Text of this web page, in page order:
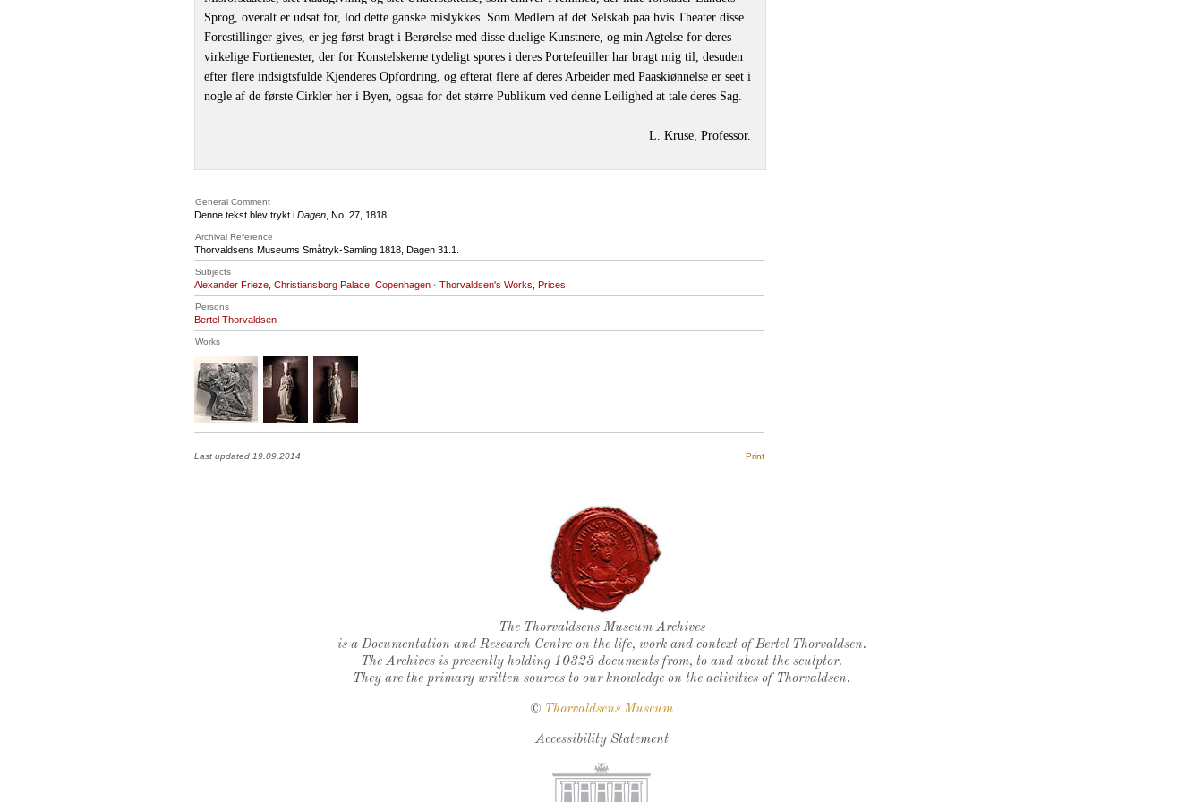
Sprog, overalt er udsat for, lod dette ganske mislykkes. Som Medlem af det Selskab paa hvis Theater disse
Forestillinger gives, er jeg først bragt i Berørelse med disse duelige Kunstnere, og min Agtelse for deres
virkelige Fortienester, der for Konstelskerne tydeligt spores i deres Portefeuiller har bragt mig til, desuden
efter flere indsigtsfulde Kjenderes Opfordring, og efterat flere af deres Arbeider med Paaskiønnelse er seet i
nogle af de første Cirkler her i Byen, ogsaa for det større Publikum ved denne Leilighed at tale deres Sag.
L. Kruse, Professor.
General Comment
Denne tekst blev trykt i Dagen , No. 27, 1818.
Archival Reference
Thorvaldsens Museums Småtryk-Samling 1818, Dagen 31.1.
Subjects
Alexander Frieze, Christiansborg Palace, Copenhagen · Thorvaldsen's Works, Prices
Persons
Bertel Thorvaldsen
Works
Last updated 19.09.2014 Print
Thorvaldsen's seal
The Thorvaldsens Museum Archives
is a Documentation and Research Centre on the life, work and context of Bertel Thorvaldsen.
The Archives is presently holding 10323 documents from, to and about the sculptor.
They are the primary written sources to our knowledge on the activities of Thorvaldsen.
© Thorvaldsens Museum
Accessibility Statement